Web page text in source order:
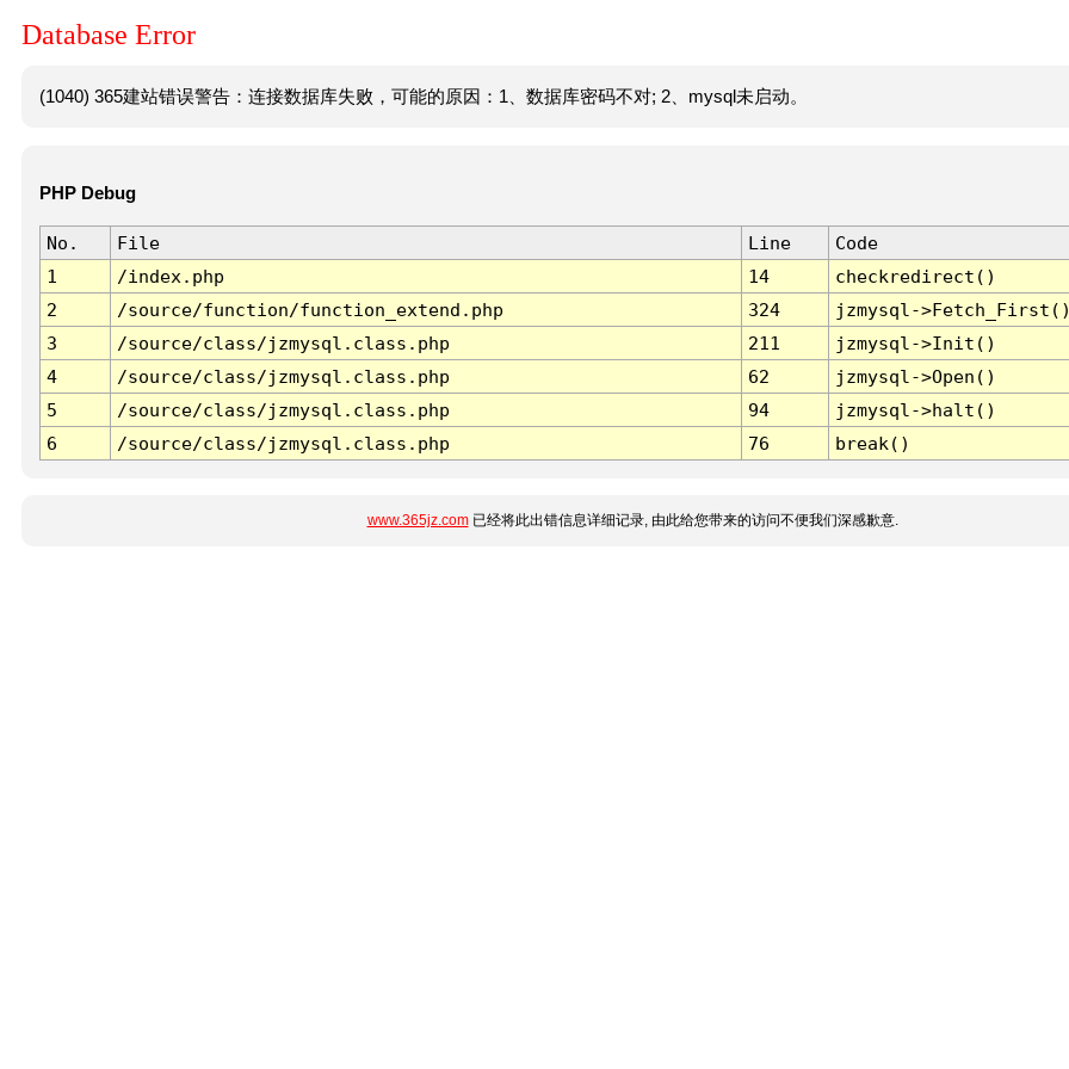
Database Error
(1040) 365建站错误警告：连接数据库失败，可能的原因：1、数据库密码不对; 2、mysql未启动。
PHP Debug
No. File Line
Code
1
/index.php 14
checkredirect()
2
/source/function/function_extend.php 324
jzmysql-
3
/source/class/jzmysql.class.php 211
jzmysql->Init()
4
/source/class/jzmysql.class.php 62
jzmysql->Open()
5
/source/class/jzmysql.class.php 94
jzmysql->halt()
6
/source/class/jzmysql.class.php 76 break()
www.365jz.com已经将此出错信息详细记录, 由此给您带来的访问不便我们深感歉意.